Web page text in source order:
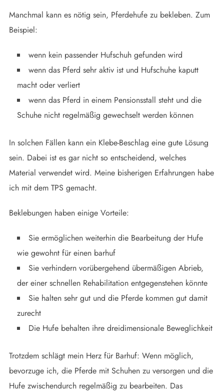
Manchmal kann es nötig sein, Pferdehufe zu bekleben. Zum
Beispiel:
wenn kein passender Hufschuh gefunden wird
wenn das Pferd sehr aktiv ist und Hufschuhe kaputt
macht oder verliert
wenn das Pferd in einem Pensionsstall steht und die
Schuhe nicht regelmäßig gewechselt werden können
In solchen Fällen kann ein Klebe-Beschlag eine gute Lösung
sein. Dabei ist es gar nicht so entscheidend, welches
Material verwendet wird. Meine bisherigen Erfahrungen habe
ich mit dem TPS gemacht.
Beklebungen haben einige Vorteile:
Sie ermöglichen weiterhin die Bearbeitung der Hufe
wie gewohnt für einen barhuf
Sie verhindern vorübergehend übermäßigen Abrieb,
der einer schnellen Rehabilitation entgegenstehen könnte
Sie halten sehr gut und die Pferde kommen gut damit
zurecht
Die Hufe behalten ihre dreidimensionale Beweglichkeit
Trotzdem schlägt mein Herz für Barhuf: Wenn möglich,
bevorzuge ich, die Pferde mit Schuhen zu versorgen und die
Hufe zwischendurch regelmäßig zu bearbeiten. Das